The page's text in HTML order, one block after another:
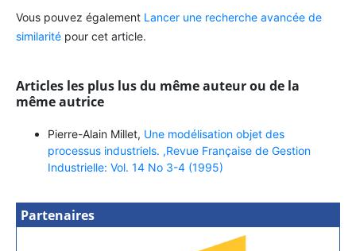
Vous pouvez également Lancer une recherche avancée de
similaritépour cet article.
Articles les plus lus du même auteur ou de la
même autrice
Pierre-Alain Millet, Une modélisation objet des
processus industriels. ,Revue Française de Gestion
Industrielle: Vol. 14 No 3-4 (1995)
Partenaires